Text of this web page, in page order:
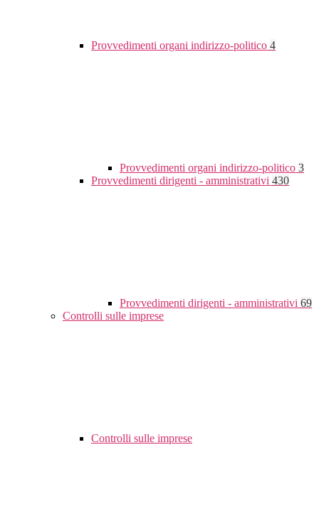
Provvedimenti organi indirizzo-politico 4
Provvedimenti organi indirizzo-politico 3
Provvedimenti dirigenti - amministrativi 430
Provvedimenti dirigenti - amministrativi 69
Controlli sulle imprese
Controlli sulle imprese